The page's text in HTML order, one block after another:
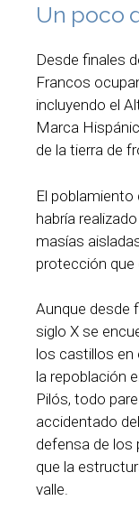
Un poco
Desde finales
Francos
incluyendo el
Marca
de la tierra de
El
habría
masías
protección que
Aunque desde
siglo X se
los castillos en
la repoblación
Pilós, todo
accidentado
defensa de los
que la
valle.